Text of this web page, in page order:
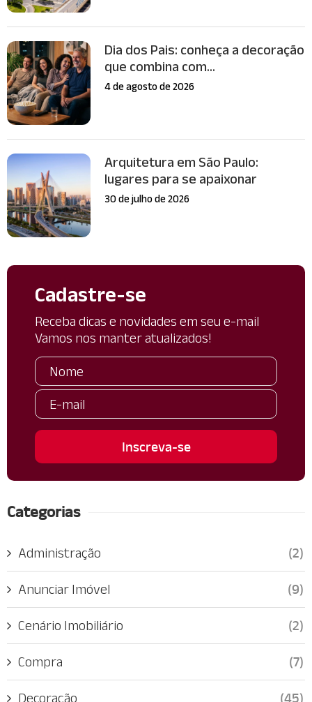
Dia dos Pais: conheça a decoração
que combina com...
4 de agosto de 2026
Arquitetura em São Paulo:
lugares para se apaixonar
30 de julho de 2026
Cadastre-se
Receba dicas e novidades em seu e-mail
Vamos nos manter atualizados!
Categorias
Administração (2)
Anunciar Imóvel (9)
Cenário Imobiliário (2)
Compra (7)
Decoração (45)